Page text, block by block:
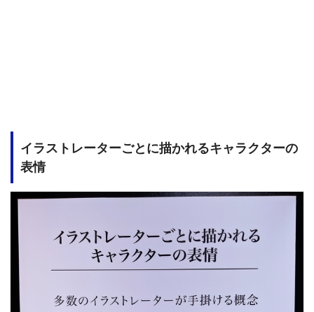
おっぱい・ふともも・腋・腹・脚 。
イラストレーターごとに描かれるキャラクターの
表情